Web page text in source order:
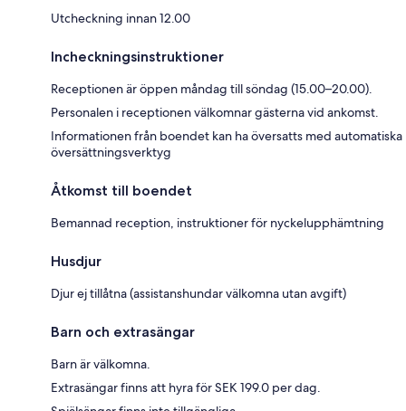
Utcheckning innan 12.00
Incheckningsinstruktioner
Receptionen är öppen måndag till söndag (15.00–20.00).
Personalen i receptionen välkomnar gästerna vid ankomst.
Informationen från boendet kan ha översatts med automatiska
översättningsverktyg
Åtkomst till boendet
Bemannad reception, instruktioner för nyckelupphämtning
Husdjur
Djur ej tillåtna (assistanshundar välkomna utan avgift)
Barn och extrasängar
Barn är välkomna.
Extrasängar finns att hyra för SEK 199.0 per dag.